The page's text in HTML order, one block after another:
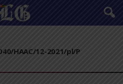
HAAC/12-2021/pl/P